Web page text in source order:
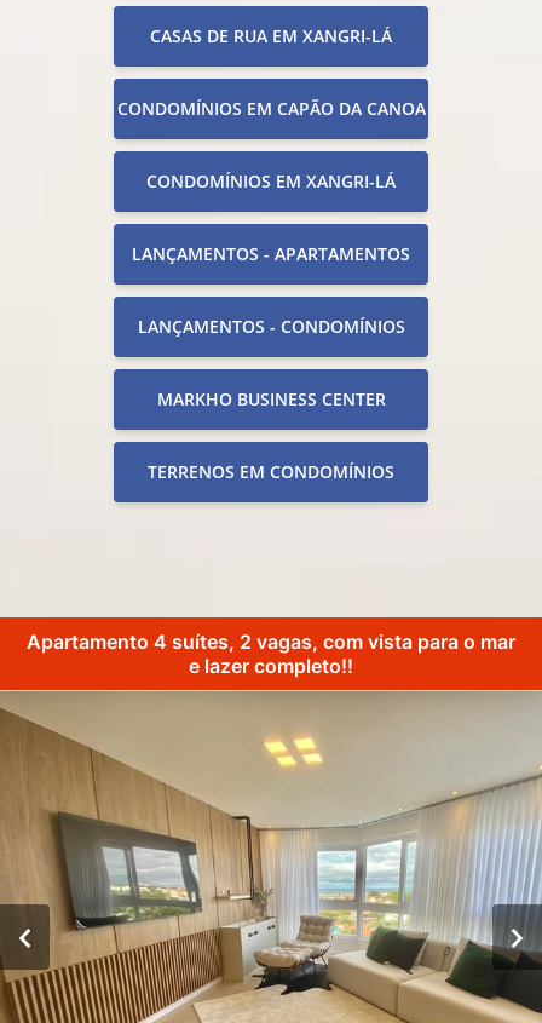
CASAS DE RUA EM XANGRI-LÁ
CONDOMÍNIOS EM CAPÃO DA CANOA
CONDOMÍNIOS EM XANGRI-LÁ
LANÇAMENTOS - APARTAMENTOS
LANÇAMENTOS - CONDOMÍNIOS
MARKHO BUSINESS CENTER
TERRENOS EM CONDOMÍNIOS
Apartamento 4 suítes, 2 vagas, com vista para o mar
e lazer completo!!